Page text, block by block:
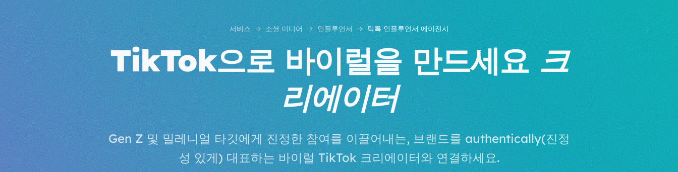
서비스 소셜 미디어 인플루언서 틱톡 인플루언서 에이전시
TikTok으로 바이럴을 만드세요크
리에이터
Gen Z 및 밀레니얼 타깃에게 진정한 참여를 이끌어내는, 브랜드를 authentically(진정
성 있게) 대표하는 바이럴 TikTok 크리에이터와 연결하세요.